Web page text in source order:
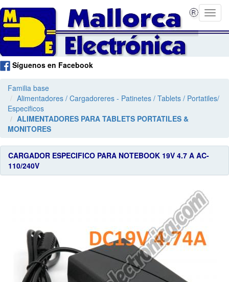
Síguenos en Facebook
Familia base
Alimentadores / Cargadoreres - Patinetes / Tablets / Portatiles/
Especificos
ALIMENTADORES PARA TABLETS PORTATILES &
MONITORES
CARGADOR ESPECIFICO PARA NOTEBOOK 19V 4.7 A AC-
110/240V